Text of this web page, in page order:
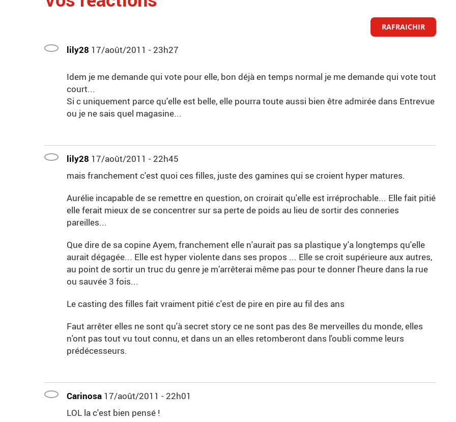
RAFRAICHIR
lily28 17/août/2011 - 23h27
Idem je me demande qui vote pour elle, bon déjà en temps normal je me demande qui vote tout
court...
Si c uniquement parce qu'elle est belle, elle pourra toute aussi bien être admirée dans Entrevue
ou je ne sais quel magasine...
lily28 17/août/2011 - 22h45
mais franchement c'est quoi ces filles, juste des gamines qui se croient hyper matures.
Aurélie incapable de se remettre en question, on croirait qu'elle est irréprochable... Elle fait pitié
elle ferait mieux de se concentrer sur sa perte de poids au lieu de sortir des conneries
pareilles...
Que dire de sa copine Ayem, franchement elle n'aurait pas sa plastique y'a longtemps qu'elle
aurait dégagée... Elle est hyper violente dans ses propos ... Elle se croit supérieure aux autres,
au point de sortir un truc du genre je m’arrêterai même pas pour te donner l'heure dans la rue
ou sauvée 3 fois...
Le casting des filles fait vraiment pitié c'est de pire en pire au fil des ans
Faut arrêter elles ne sont qu'à secret story ce ne sont pas des 8e merveilles du monde, elles
n'ont pas tout vu tout connu, et dans un an elles retomberont dans l'oubli comme leurs
prédécesseurs.
Carinosa 17/août/2011 - 22h01
LOL la c'est bien pensé !